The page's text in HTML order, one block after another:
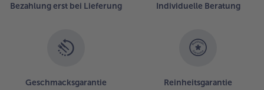
Bezahlung erst bei Lieferung Individuelle Beratung
Geschmacksgarantie Reinheitsgarantie